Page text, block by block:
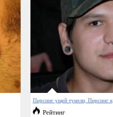
Пирсинг ущей тунели, Пирсинг к
Рейтинг